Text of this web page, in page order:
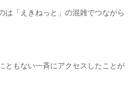
は「えきねっと」の混雑でつながら
ともない一斉にアクセスしたことが